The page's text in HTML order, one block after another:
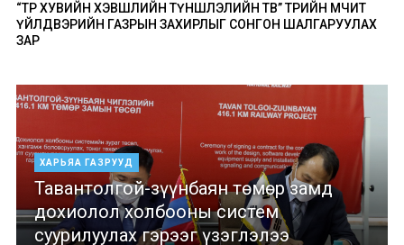
“ТӨР ХУВИЙН ХЭВШЛИЙН ТҮНШЛЭЛИЙН ТӨВ” ТӨРИЙН ӨМЧИТ
ҮЙЛДВЭРИЙН ГАЗРЫН ЗАХИРЛЫГ СОНГОН ШАЛГАРУУЛАХ
ЗАР
ХАРЬЯА ГАЗРУУД
Тавантолгой-зүүнбаян төмөр замд
дохиолол холбооны систем
суурилуулах гэрээг үзэглэлээ